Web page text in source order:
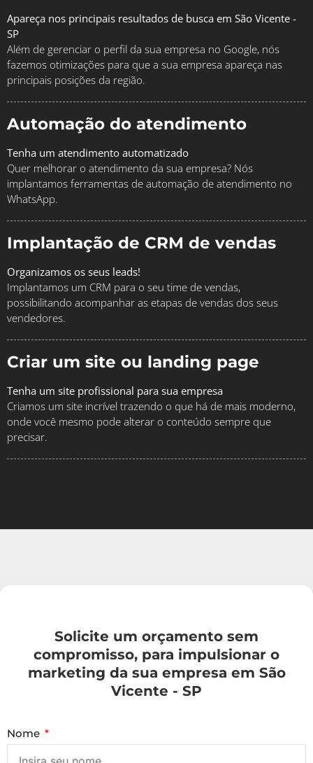
Apareça nos principais resultados de busca em São Vicente -
SP
Além de gerenciar o perfil da sua empresa no Google, nós
fazemos otimizações para que a sua empresa apareça nas
principais posições da região.
Automação do atendimento
Tenha um atendimento automatizado
Quer melhorar o atendimento da sua empresa? Nós
implantamos ferramentas de automação de atendimento no
WhatsApp.
Implantação de CRM de vendas
Organizamos os seus leads!
Implantamos um CRM para o seu time de vendas,
possibilitando acompanhar as etapas de vendas dos seus
vendedores.
Criar um site ou landing page
Tenha um site profissional para sua empresa
Criamos um site incrível trazendo o que há de mais moderno,
onde você mesmo pode alterar o conteúdo sempre que
precisar.
Solicite um orçamento sem
compromisso, para impulsionar o
marketing da sua empresa em São
Vicente - SP
Nome